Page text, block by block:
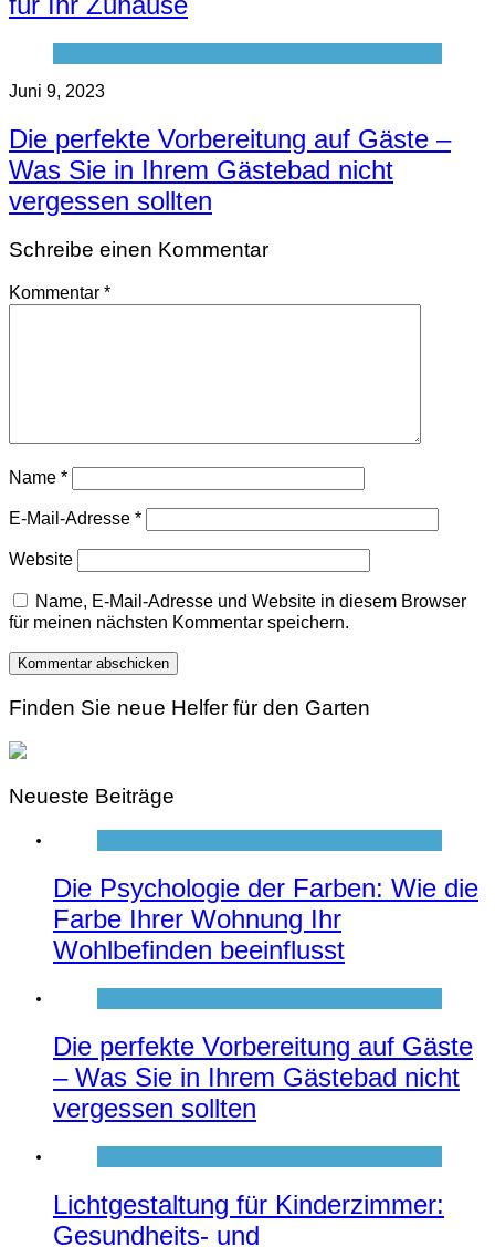
Juni 9, 2023
Die perfekte Vorbereitung auf Gäste –
Was Sie in Ihrem Gästebad nicht
vergessen sollten
Schreibe einen Kommentar
Kommentar *
Name *
E-Mail-Adresse *
Website
Name, E-Mail-Adresse und Website in diesem Browser
für meinen nächsten Kommentar speichern.
Finden Sie neue Helfer für den Garten
Neueste Beiträge
Die Psychologie der Farben: Wie die
Farbe Ihrer Wohnung Ihr
Wohlbefinden beeinflusst
Die perfekte Vorbereitung auf Gäste
– Was Sie in Ihrem Gästebad nicht
vergessen sollten
Lichtgestaltung für Kinderzimmer:
Gesundheits- und